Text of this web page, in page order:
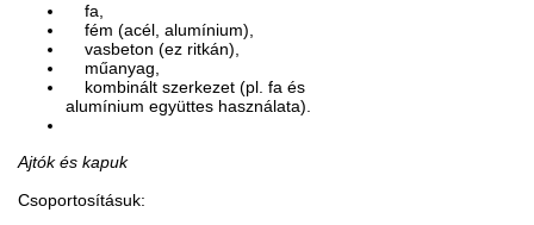
fa,
fém (acél, alumínium),
vasbeton (ez ritkán),
műanyag,
kombinált szerkezet (pl. fa és
alumínium együttes használata).
Ajtók és kapuk
Csoportosításuk: